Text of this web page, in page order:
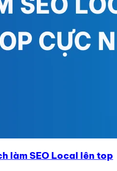
làm SEO Local lên top